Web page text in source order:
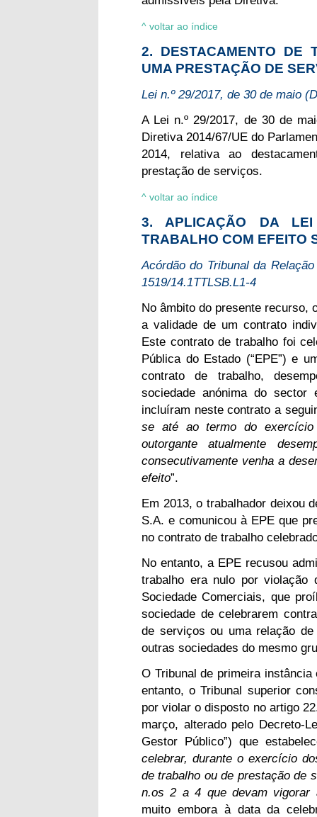
^ voltar ao índice
2. DESTACAMENTO DE
UMA PRESTAÇÃO DE
Lei n.º 29/2017, de 30 de maio
A Lei n.º 29/2017, de 30 de
Diretiva 2014/67/UE do
2014, relativa ao
prestação de serviços.
^ voltar ao índice
3. APLICAÇÃO DA
TRABALHO COM EFEITO
Acórdão do Tribunal da
1519/14.1TTLSB.L1-4
No âmbito do presente recurso,
a validade de um contrato
Este contrato de trabalho foi
Pública do Estado (“EPE”) e
contrato de trabalho,
sociedade anónima do sector
incluíram neste contrato a
se até ao termo do
outorgante atualmente
consecutivamente venha a
efeito”.
Em 2013, o trabalhador deixou
S.A. e comunicou à EPE que
no contrato de trabalho
No entanto, a EPE recusou
trabalho era nulo por violação
Sociedade Comerciais, que
sociedade de celebrarem
de serviços ou uma relação
outras sociedades do mesmo
O Tribunal de primeira
entanto, o Tribunal superior
por violar o disposto no artigo
março, alterado pelo Decreto-
Gestor Público”) que
celebrar, durante o exercício
de trabalho ou de prestação de
n.os 2 a 4 que devam vigorar
muito embora à data da